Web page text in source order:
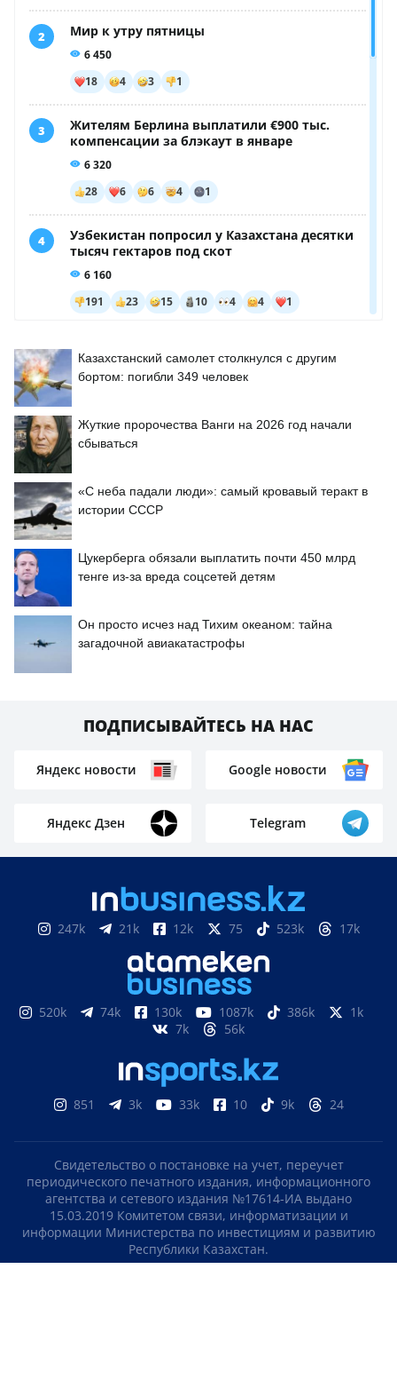
Казахстанский самолет столкнулся с другим
бортом: погибли 349 человек
Жуткие пророчества Ванги на 2026 год начали
сбываться
«С неба падали люди»: самый кровавый теракт в
истории СССР
Цукерберга обязали выплатить почти 450 млрд
тенге из-за вреда соцсетей детям
Он просто исчез над Тихим океаном: тайна
загадочной авиакатастрофы
ПОДПИСЫВАЙТЕСЬ НА НАС
Яндекс новости Google новости
Яндекс Дзен Telegram
247k 21k 12k 75 523k 17k
520k 74k 130k 1087k 386k
1k
7k
56k
851 3k 33k 10 9k 24
Свидетельство о постановке на учет, переучет
периодического печатного издания, информационного
агентства и сетевого издания №17614-ИА выдано
15.03.2019 Комитетом связи, информатизации и
информации Министерства по инвестициям и развитию
Республики Казахстан.